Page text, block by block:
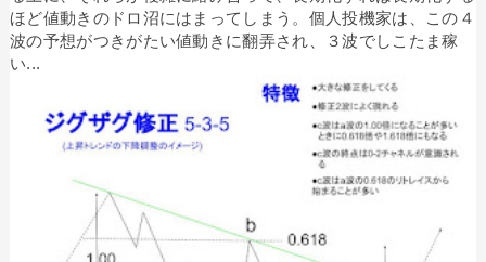
ほど値動きのドロ沼にはまってしまう。個人投機家は、この４
波の予想がつきがたい値動きに翻弄され、３波でしこたま稼
い...